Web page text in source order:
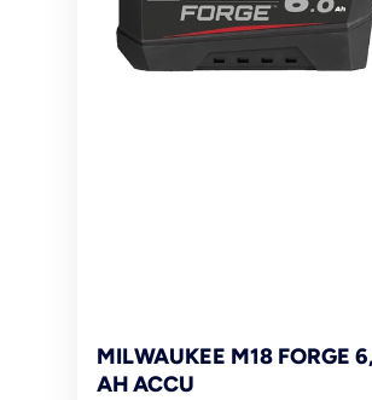
MILWAUKEE M18 FORGE
AH ACCU